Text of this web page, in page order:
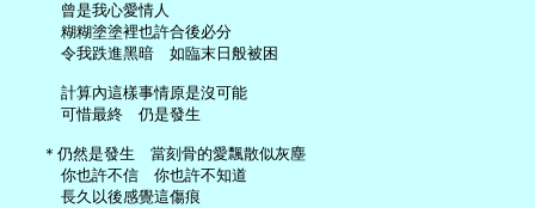
     曾是我心愛情人
     糊糊塗塗裡也許合後必分
     令我跌進黑暗　如臨末日般被困
     計算內這樣事情原是沒可能
     可惜最終　仍是發生
   ＊仍然是發生　當刻骨的愛飄散似灰塵
     你也許不信　你也許不知道
     長久以後感覺這傷痕